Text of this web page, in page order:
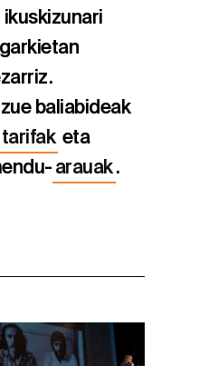
baliabideak
tarifak eta
arauak .